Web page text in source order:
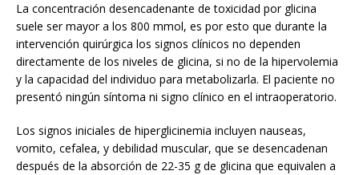
La concentración desencadenante de toxicidad por glicina
suele ser mayor a los 800 mmol, es por esto que durante la
intervención quirúrgica los signos clínicos no dependen
directamente de los niveles de glicina, si no de la hipervolemia
y la capacidad del individuo para metabolizarla. El paciente no
presentó ningún síntoma ni signo clínico en el intraoperatorio.
Los signos iniciales de hiperglicinemia incluyen nauseas,
vomito, cefalea, y debilidad muscular, que se desencadenan
después de la absorción de 22-35 g de glicina que equivalen a